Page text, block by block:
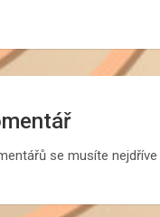
se musíte nejdříve